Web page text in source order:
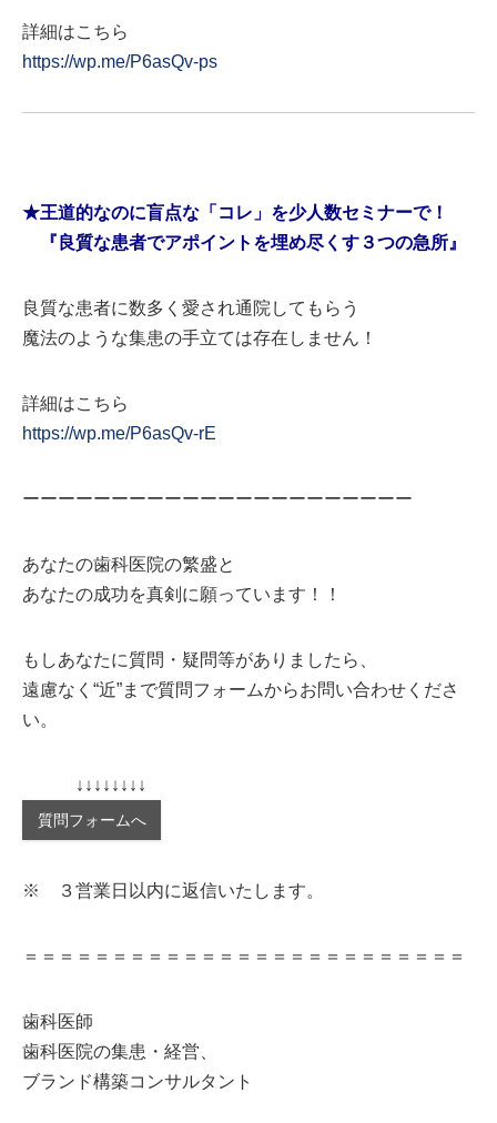
詳細はこちら
https://wp.me/P6asQv-ps
★王道的なのに盲点な「コレ」を少人数セミナーで！
『良質な患者でアポイントを埋め尽くす３つの急所』
良質な患者に数多く愛され通院してもらう
魔法のような集患の手立ては存在しません！
詳細はこちら
https://wp.me/P6asQv-rE
ーーーーーーーーーーーーーーーーーーーーーー
あなたの歯科医院の繁盛と
あなたの成功を真剣に願っています！！
もしあなたに質問・疑問等がありましたら、
遠慮なく“近”まで質問フォームからお問い合わせくださ
い。
↓↓↓↓↓↓↓↓
質問フォームへ
※ ３営業日以内に返信いたします。
＝＝＝＝＝＝＝＝＝＝＝＝＝＝＝＝＝＝＝＝＝＝＝＝＝
歯科医師
歯科医院の集患・経営、
ブランド構築コンサルタント